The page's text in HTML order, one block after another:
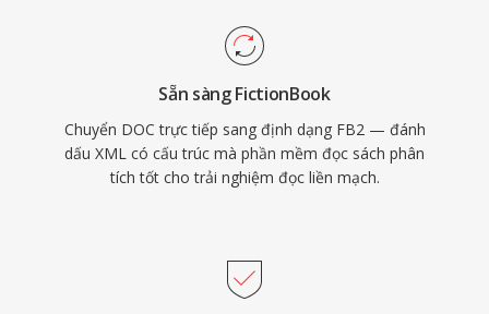
Sẵn sàng FictionBook
Chuyển DOC trực tiếp sang định dạng FB2 — đánh
dấu XML có cấu trúc mà phần mềm đọc sách phân
tích tốt cho trải nghiệm đọc liền mạch.